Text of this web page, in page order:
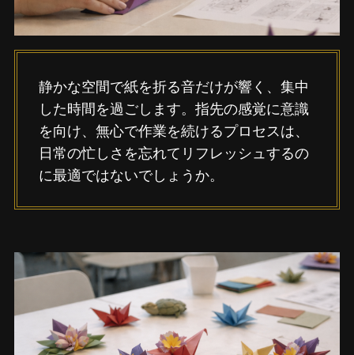
静かな空間で紙を折る音だけが響く、集中
した時間を過ごします。指先の感覚に意識
を向け、無心で作業を続けるプロセスは、
日常の忙しさを忘れてリフレッシュするの
に最適ではないでしょうか。